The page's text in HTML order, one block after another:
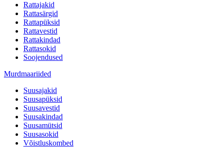
Rattajakid
Rattasärgid
Rattapüksid
Rattavestid
Rattakindad
Rattasokid
Soojendused
Murdmaariided
Suusajakid
Suusapüksid
Suusavestid
Suusakindad
Suusamütsid
Suusasokid
Võistluskombed